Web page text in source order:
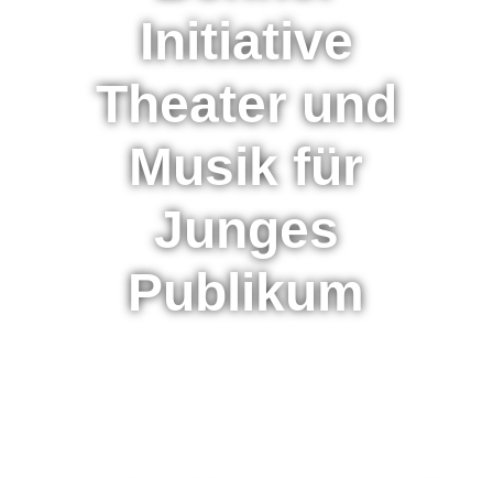
Initiative
Theater und
Musik für
Junges
Publikum